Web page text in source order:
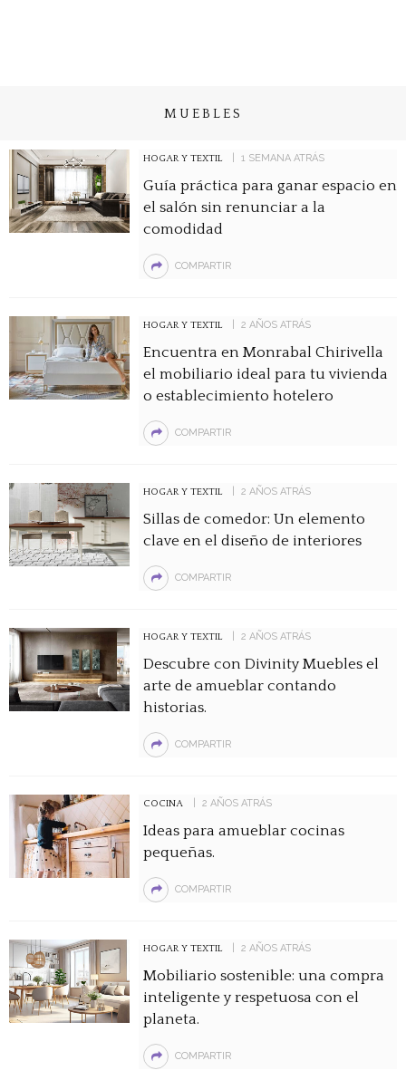
MUEBLES
HOGAR Y TEXTIL 1 SEMANA ATRÁS
Guía práctica para ganar espacio en
el salón sin renunciar a la
comodidad
COMPARTIR
HOGAR Y TEXTIL 2 AÑOS ATRÁS
Encuentra en Monrabal Chirivella
el mobiliario ideal para tu vivienda
o establecimiento hotelero
COMPARTIR
HOGAR Y TEXTIL 2 AÑOS ATRÁS
Sillas de comedor: Un elemento
clave en el diseño de interiores
COMPARTIR
HOGAR Y TEXTIL 2 AÑOS ATRÁS
Descubre con Divinity Muebles el
arte de amueblar contando
historias.
COMPARTIR
COCINA 2 AÑOS ATRÁS
Ideas para amueblar cocinas
pequeñas.
COMPARTIR
HOGAR Y TEXTIL 2 AÑOS ATRÁS
Mobiliario sostenible: una compra
inteligente y respetuosa con el
planeta.
COMPARTIR